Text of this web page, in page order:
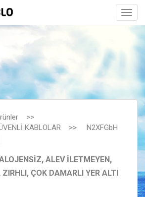
>>
KABLOLAR >> N2XFGbH
ALEV İLETMEYEN,
ÇOK DAMARLI YER ALTI